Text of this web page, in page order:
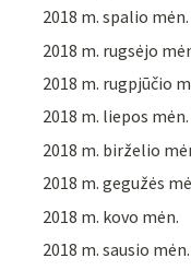
2018 m. spalio mėn.
2018 m. rugsėjo
2018 m. rugpjūčio
2018 m. liepos mėn.
2018 m. birželio
2018 m. gegužės
2018 m. kovo mėn.
2018 m. sausio mėn.